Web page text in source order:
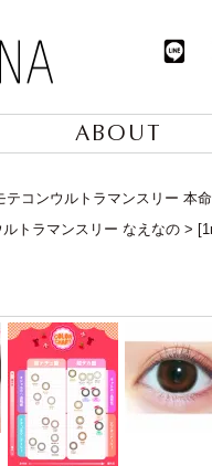
ABOUT
テコンウルトラマンスリー 本
トラマンスリー なえなの